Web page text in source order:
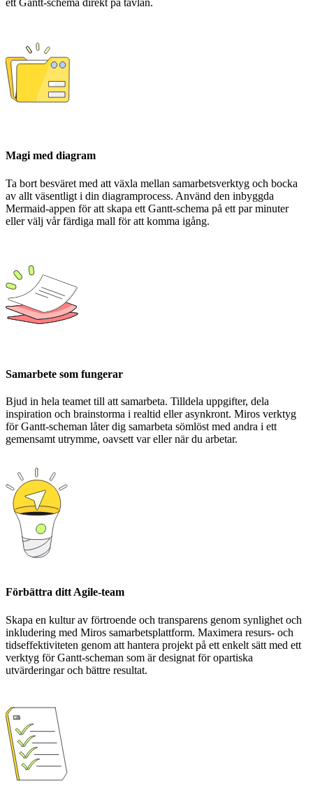
ett Gantt-schema direkt på tavlan.
Magi med diagram
Ta bort besväret med att växla mellan samarbetsverktyg och bocka
av allt väsentligt i din diagramprocess. Använd den inbyggda
Mermaid-appen för att skapa ett Gantt-schema på ett par minuter
eller välj vår färdiga mall för att komma igång.
Samarbete som fungerar
Bjud in hela teamet till att samarbeta. Tilldela uppgifter, dela
inspiration och brainstorma i realtid eller asynkront. Miros verktyg
för Gantt-scheman låter dig samarbeta sömlöst med andra i ett
gemensamt utrymme, oavsett var eller när du arbetar.
Förbättra ditt Agile-team
Skapa en kultur av förtroende och transparens genom synlighet och
inkludering med Miros samarbetsplattform. Maximera resurs- och
tidseffektiviteten genom att hantera projekt på ett enkelt sätt med ett
verktyg för Gantt-scheman som är designat för opartiska
utvärderingar och bättre resultat.